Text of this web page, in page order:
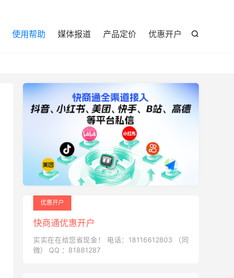

使用帮助 媒体报道 产品定价 优惠开户
优惠开户
快商通优惠开户
实实在在给您省现金！ 电话：18116612803 （同
微） QQ ：81881287